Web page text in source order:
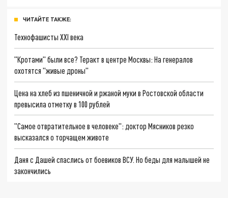
ЧИТАЙТЕ ТАКЖЕ:
Технофашисты XXI века
"Кротами" были все? Теракт в центре Москвы: На генералов
охотятся "живые дроны"
Цена на хлеб из пшеничной и ржаной муки в Ростовской области
превысила отметку в 100 рублей
"Самое отвратительное в человеке": доктор Мясников резко
высказался о торчащем животе
Даня с Дашей спаслись от боевиков ВСУ. Но беды для малышей не
закончились